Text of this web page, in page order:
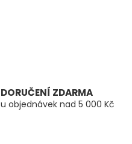
DORUČENÍ ZDARMA
u objednávek nad 5 000 Kč